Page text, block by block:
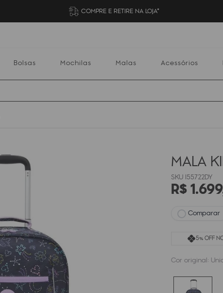
COMPRE E RETIRE NA LOJA*
Bolsas Mochilas Malas Acessórios
MALA
I55722DY
R$1.699
Comparar
5% OFF
Cor original: